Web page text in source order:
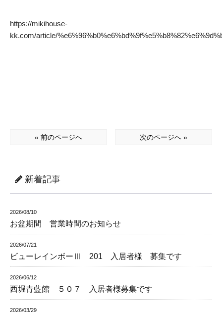
https://mikihouse-
kk.com/article/
« 前のページへ 次のページへ »
新着記事
2026/08/10
お盆期間 営業時間のお知らせ
2026/07/21
ビューレインボーⅢ 201 入居者様 募集です
2026/06/12
西堀青藍館 ５０７ 入居者様募集です
2026/03/29